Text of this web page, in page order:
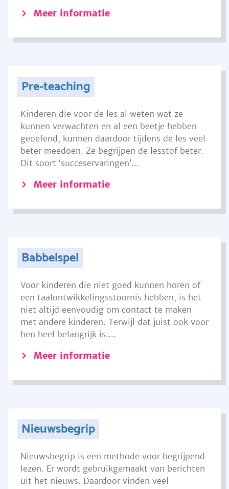
Meer informatie
Pre-teaching
Kinderen die voor de les al weten wat ze
kunnen verwachten en al een beetje hebben
geoefend, kunnen daardoor tijdens de les veel
beter meedoen. Ze begrijpen de lesstof beter.
Dit soort ‘succeservaringen’...
Meer informatie
Babbelspel
Voor kinderen die niet goed kunnen horen of
een taalontwikkelingsstoornis hebben, is het
niet altijd eenvoudig om contact te maken
met andere kinderen. Terwijl dat juist ook voor
hen heel belangrijk is....
Meer informatie
Nieuwsbegrip
Nieuwsbegrip is een methode voor begrijpend
lezen. Er wordt gebruikgemaakt van berichten
uit het nieuws. Daardoor vinden veel